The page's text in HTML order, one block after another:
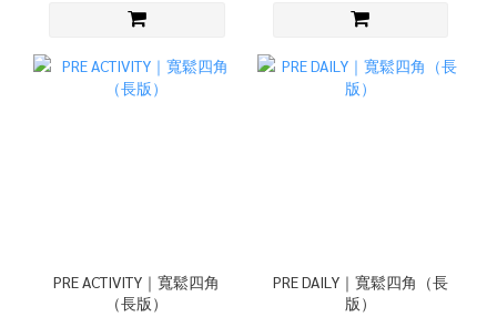
PRE ACTIVITY｜寬鬆四角
（長版）
PRE DAILY｜寬鬆四角（長
版）